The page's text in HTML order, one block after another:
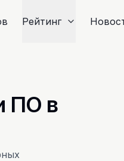
Рейтинг
ПО в